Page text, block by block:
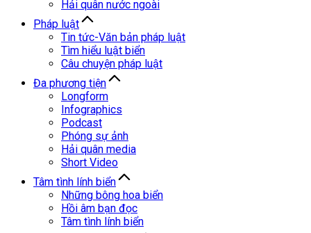
Hải quân nước ngoài
Pháp luật
Tin tức-Văn bản pháp luật
Tìm hiểu luật biển
Câu chuyện pháp luật
Đa phương tiện
Longform
Infographics
Podcast
Phóng sự ảnh
Hải quân media
Short Video
Tâm tình lính biển
Những bông hoa biển
Hồi âm bạn đọc
Tâm tình lính biển